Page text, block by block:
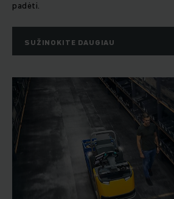
padėti.
SUŽINOKITE DAUGIAU